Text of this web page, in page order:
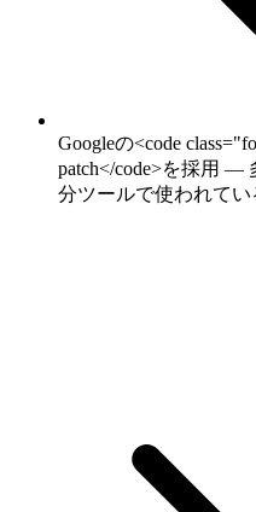
Googleの<code
patch</code>を採用 —
分ツールで使われてい